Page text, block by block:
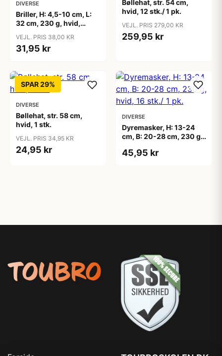
DIVERSE
Briller, H: 4,5-10 cm, L:
32 cm, 230 g, hvid,
VEJL. PRIS 38,00 KR
31,95 kr
Bøllehat, str. 54 cm,
hvid, 12 stk./ 1 pk.
VEJL. PRIS 279,00 KR
259,95 kr
SPAR 29%
DIVERSE
Bøllehat, str. 58 cm,
hvid, 1 stk.
VEJL. PRIS 34,95 KR
24,95 kr
DIVERSE
Dyremasker, H: 13-24
cm, B: 20-28 cm, 230 g,
45,95 kr